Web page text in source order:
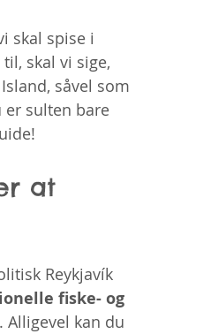
skal spise i
skal vi sige,
såvel som
er sulten bare
at
Reykjavík
fiske- og
Alligevel kan du